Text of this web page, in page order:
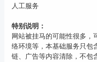
人工服务
特别说明：
网站被挂马的可能性很多，
络环境等，本基础服务只包
链、广告等内容清除，不包